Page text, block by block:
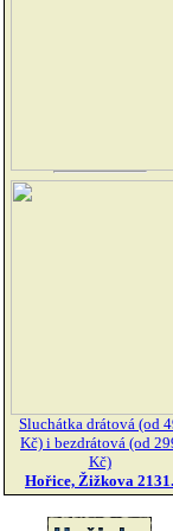
Sluchátka drátová (od
Kč) i bezdrátová (od
Kč)
Hořice, Žižkova 2131.